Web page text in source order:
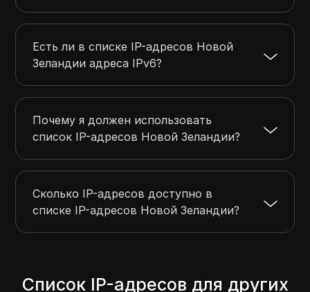
Есть ли в списке IP-адресов Новой
Зеландии адреса IPv6?
Почему я должен использовать
список IP-адресов Новой Зеландии?
Сколько IP-адресов доступно в
списке IP-адресов Новой Зеландии?
Список IP-адресов для других